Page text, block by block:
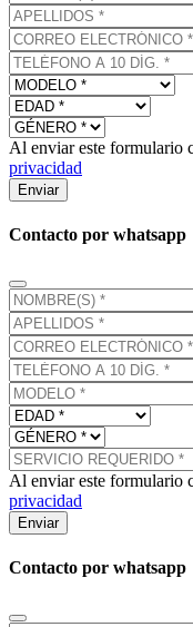
Al enviar este formulario
privacidad
Enviar
Contacto por whatsapp
Al enviar este formulario
privacidad
Enviar
Contacto por whatsapp